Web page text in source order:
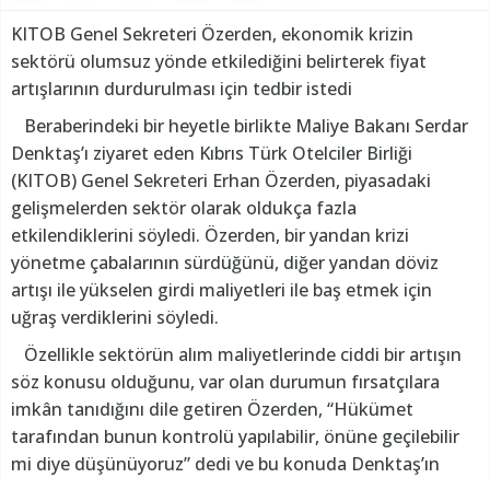
KITOB Genel Sekreteri Özerden, ekonomik krizin
sektörü olumsuz yönde etkilediğini belirterek fiyat
artışlarının durdurulması için tedbir istedi
Beraberindeki bir heyetle birlikte Maliye Bakanı Serdar
Denktaş’ı ziyaret eden Kıbrıs Türk Otelciler Birliği
(KITOB) Genel Sekreteri Erhan Özerden, piyasadaki
gelişmelerden sektör olarak oldukça fazla
etkilendiklerini söyledi. Özerden, bir yandan krizi
yönetme çabalarının sürdüğünü, diğer yandan döviz
artışı ile yükselen girdi maliyetleri ile baş etmek için
uğraş verdiklerini söyledi.
Özellikle sektörün alım maliyetlerinde ciddi bir artışın
söz konusu olduğunu, var olan durumun fırsatçılara
imkân tanıdığını dile getiren Özerden, “Hükümet
tarafından bunun kontrolü yapılabilir, önüne geçilebilir
mi diye düşünüyoruz” dedi ve bu konuda Denktaş’ın